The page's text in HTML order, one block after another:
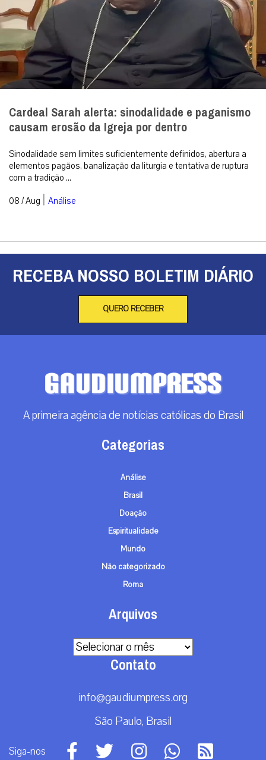
Cardeal Sarah alerta: sinodalidade e paganismo
causam erosão da Igreja por dentro
Sinodalidade sem limites suficientemente definidos, abertura a
elementos pagãos, banalização da liturgia e tentativa de ruptura
com a tradição ...
08 / Aug | Análise
RECEBA NOSSO BOLETIM DIÁRIO
QUERO RECEBER
A primeira agência de notícias católicas do Brasil
Categorias
Análise
Brasil
Doação
Espiritualidade
Mundo
Não categorizado
Roma
Arquivos
Arquivos
Contato
info@gaudiumpress.org
São Paulo, Brasil
Siga-nos